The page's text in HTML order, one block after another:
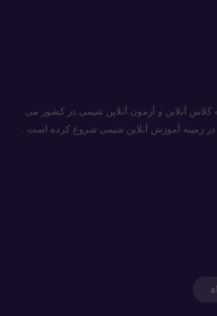
کلاس آنلاین و آزمون آنلاین شیمی در کشور می